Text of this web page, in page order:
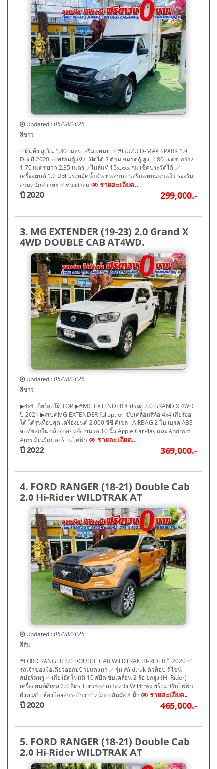
Updated :05/08/2026
สีขาว
✅ตู้แห้ง สูงใน 1.80 เมตร เสริมแหนบ ✅#ISUZU D-MAX SPARK 1.9
Ddi ปี 2020 ✅พร้อมตู้แห้ง เปิดได้ 2 ด้าน ขนาดตู้ สูง 1.80 เมตร กว้าง
1.70 เมตร ยาว 2.35 เมตร ✅ไมล์แท้ 15x,xxx กม.เช็คประวัติได้ ✅
เครื่องยนต์ 1.9 Ddi ประหยัดน้ำมัน ทนทาน ✅เสริมแหนบมาแล้ว รองรับ
งานหนักสบายๆ ✅ ช่วงล่างแ
รายละเอียด..
ปี 2020 299,000.-
3. MG EXTENDER (19-23) 2.0 Grand X
4WD DOUBLE CAB AT4WD.
Updated :05/08/2026
สีขาว
▶4x4 เกียร์ออโต้ TOP ▶#MG EXTENDER 4 ประตู 2.0 GRAND X 4WD
ปี 2021 ▶สเปคMG EXTENDER fulloption ขับเคลื่อนสี่ล้อ 4x4 เกียร์ออ
โต้ ได้รุ่นท็อปสุด เครื่องยนต์ 2,000 ซีซี ดีเซล AIRBAG 2 ใบ เบรค ABS
จอทัชสกรีน กล้องถอยหลัง ขนาด 10 นิ้ว Apple CarPlay และ Android
Auto มีเนวิเกเตอร์ ก.ไฟฟ้า
รายละเอียด..
ปี 2022 369,000.-
4. FORD RANGER (18-21) Double Cab
2.0 Hi-Rider WILDTRAK AT
Updated :05/08/2026
สีส้ม
#FORD RANGER 2.0 DOUBLE CAB WILDTRAK HI-RIDER ปี 2020 ✅
รถเจ้าของมือเดียวออกปป้ายแดงมา ✅ รุ่น Wildtrak ตัวท็อป ดีไซน์
สปอร์ตหรู ✅ เกียร์อัตโนมัติ 10 สปีด ขับเคลื่อน 2 ล้อ ยกสูง (Hi-Rider)
เครื่องยนต์ดีเซล 2.0 ลิตร Turbo ✅ เบาะหนัง Wildtrak พร้อมปรับไฟฟ้า
ฝั่งคนขับ ห้องโดยสารกว้าง ✅ หน้าจอสัมผัส 8 นิ้ว
รายละเอียด..
ปี 2020 465,000.-
5. FORD RANGER (18-21) Double Cab
2.0 Hi-Rider WILDTRAK AT